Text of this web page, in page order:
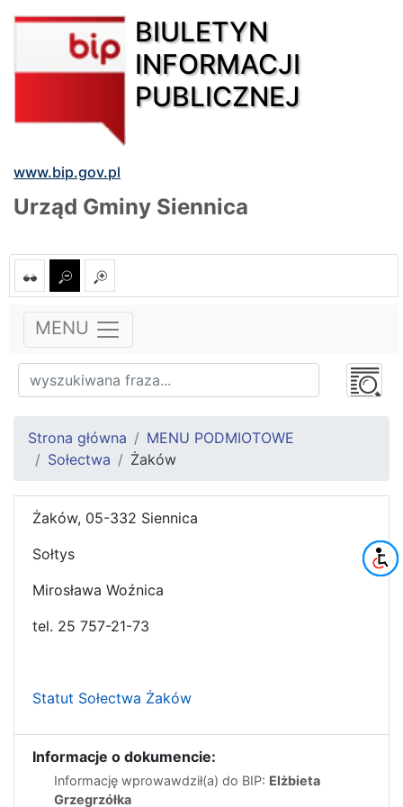
BIULETYN
INFORMACJI
PUBLICZNEJ
www.bip.gov.pl
Urząd Gminy Siennica
MENU
Strona główna
MENU PODMIOTOWE
Sołectwa
Żaków
Żaków, 05-332 Siennica
Sołtys
Mirosława Woźnica
tel. 25 757-21-73
Statut Sołectwa Żaków
Informacje o dokumencie:
Informację wprowawdził(a) do BIP: Elżbieta
Grzegrzółka